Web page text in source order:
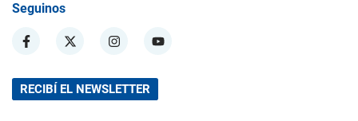
Seguinos
RECIBÍ EL NEWSLETTER